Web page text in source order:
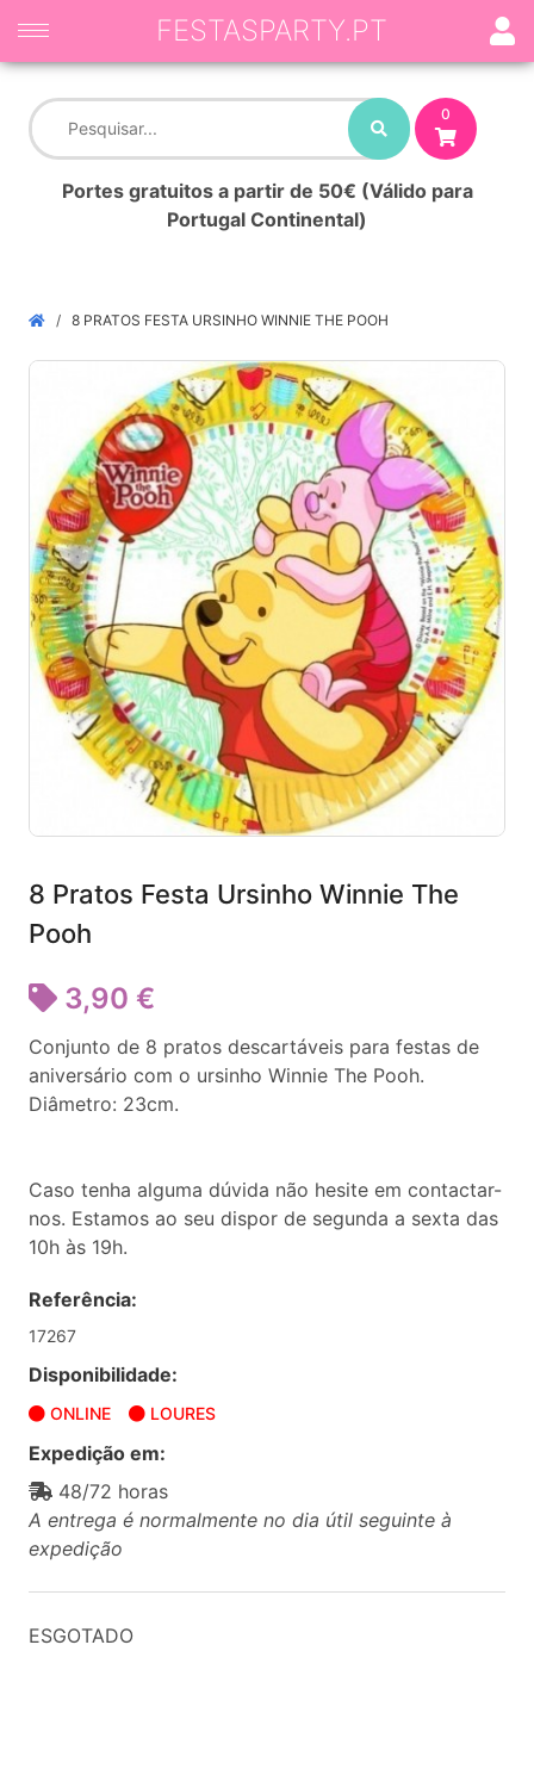
0
Portes gratuitos a partir de 50€ (Válido para
Portugal Continental)
FESTASPARTY.PT
8 PRATOS FESTA URSINHO WINNIE THE POOH
8 Pratos Festa Ursinho Winnie The
Pooh
3,90 €
Conjunto de 8 pratos descartáveis para festas de
aniversário com o ursinho Winnie The Pooh.
Diâmetro: 23cm.
Caso tenha alguma dúvida não hesite em contactar-
nos. Estamos ao seu dispor de segunda a sexta das
10h às 19h.
Referência:
17267
Disponibilidade:
ONLINE LOURES
Expedição em:
48/72 horas
A entrega é normalmente no dia útil seguinte à
expedição
ESGOTADO